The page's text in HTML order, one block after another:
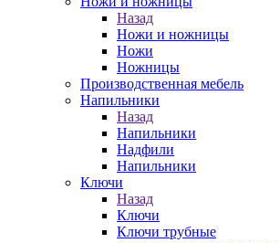
Назад
Ножи и ножницы
Ножи
Ножницы
Производственная мебель
Напильники
Назад
Напильники
Надфили
Напильники
Ключи
Назад
Ключи
Ключи трубные